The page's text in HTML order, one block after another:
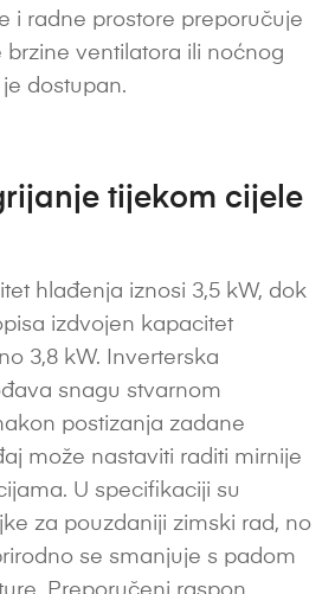
i radne prostore preporučuje
brzine ventilatora ili noćnog
dostupan.
tijekom cijele
hlađenja iznosi 3,5 kW, dok
izdvojen kapacitet
3,8 kW. Inverterska
snagu stvarnom
postizanja zadane
može nastaviti raditi mirnije
U specifikaciji su
za pouzdaniji zimski rad, no
se smanjuje s padom